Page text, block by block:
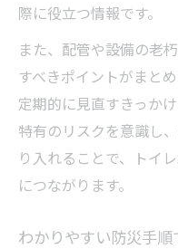
際に役立つ情報です。
また、配管や設備の老
すべきポイントがまと
定期的に見直すきっか
特有のリスクを意識し
り入れることで、トイ
につながります。
わかりやすい防災手